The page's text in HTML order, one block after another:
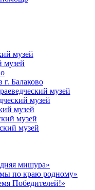
музей
музей
Балаково
музей
музей
музей
музей
музей
мишура»
по краю родному»
Победителей!»